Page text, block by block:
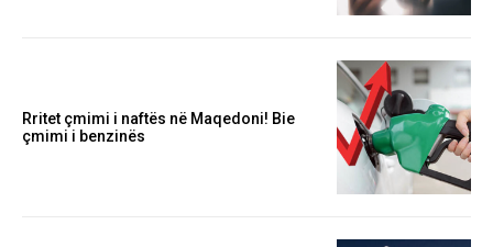
Rritet çmimi i naftës në Maqedoni! Bie
çmimi i benzinës